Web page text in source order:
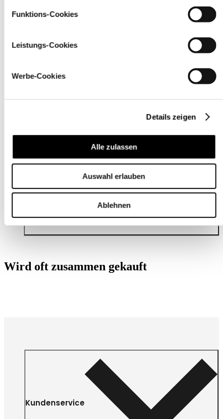
Funktions-Cookies
Leistungs-Cookies
Werbe-Cookies
Details zeigen
Alle zulassen
Auswahl erlauben
Ablehnen
Pflegehinweise
Wird oft zusammen gekauft
Kundenservice